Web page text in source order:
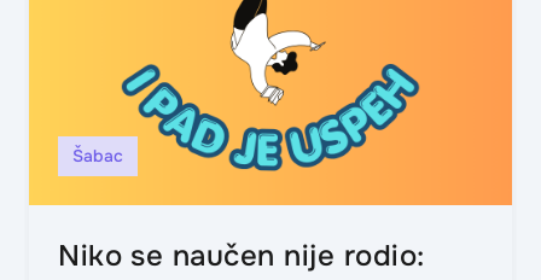
Šabac
Niko se naučen nije rodio: